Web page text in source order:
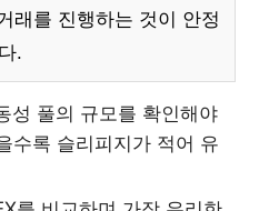
래를 진행하는 것이 안정
.
성 풀의 규모를 확인해야
수록 슬리피지가 적어 유